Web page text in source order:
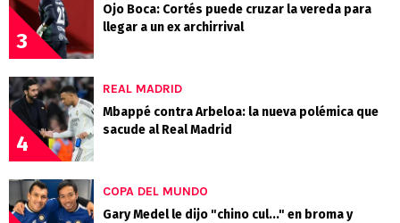
3
Ojo Boca: Cortés puede cruzar la vereda para
llegar a un ex archirrival
4
REAL MADRID
Mbappé contra Arbeloa: la nueva polémica que
sacude al Real Madrid
COPA DEL MUNDO
Gary Medel le dijo "chino cul..." en broma y